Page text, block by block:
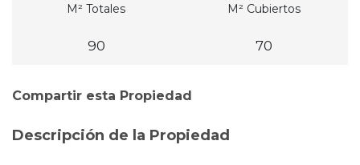
M² Totales
90
M² Cubiertos
70
Compartir esta Propiedad
Descripción de la Propiedad